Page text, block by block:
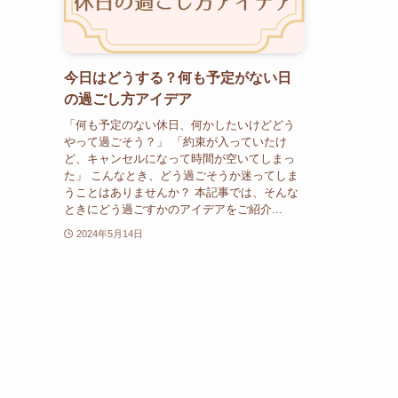
今日はどうする？何も予定がない日
の過ごし方アイデア
「何も予定のない休日、何かしたいけどどう
やって過ごそう？」 「約束が入っていたけ
ど、キャンセルになって時間が空いてしまっ
た」 こんなとき、どう過ごそうか迷ってしま
うことはありませんか？ 本記事では、そんな
ときにどう過ごすかのアイデアをご紹介...
2024年5月14日